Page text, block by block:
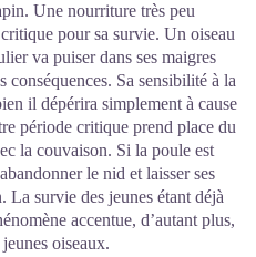
Une nourriture très peu
pour sa survie. Un oiseau
va puiser dans ses maigres
conséquences. Sa sensibilité à la
il dépérira simplement à cause
période critique prend place du
la couvaison. Si la poule est
le nid et laisser ses
La survie des jeunes étant déjà
accentue, d’autant plus,
oiseaux.